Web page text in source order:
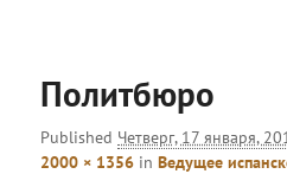
Политбюро
Published Четверг, 17 января,
2000 × 1356 inВедущее